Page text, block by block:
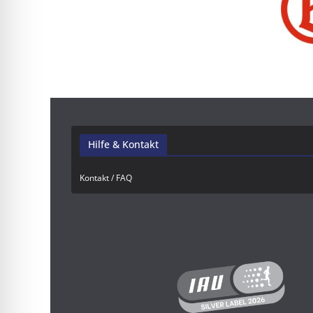
Hilfe & Kontakt
Kontakt / FAQ